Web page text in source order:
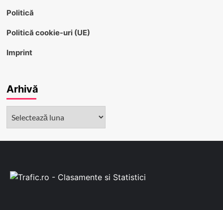
Politică
Politică cookie-uri (UE)
Imprint
Arhivă